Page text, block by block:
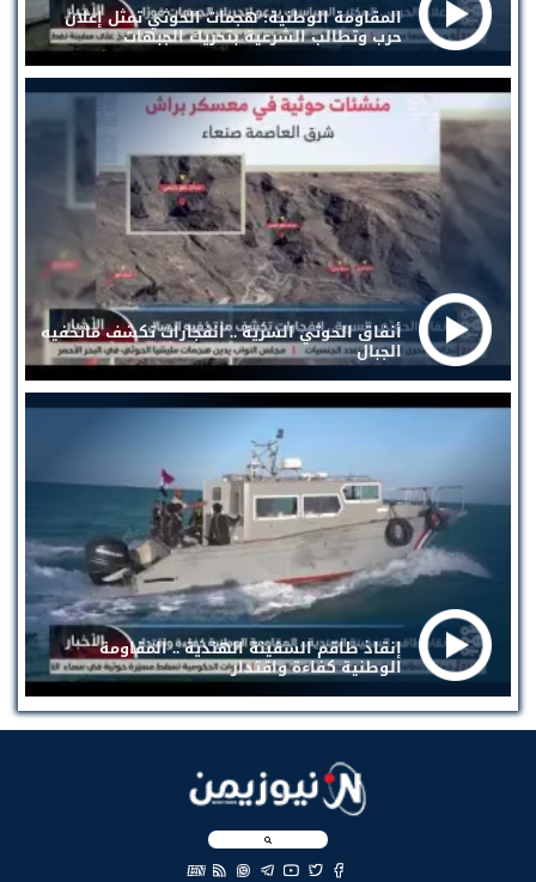
المقاومة الوطنية: هجمات الحوثي تمثل إعلان
حرب وتطالب الشرعية بتحريك الجبهات
أنفاق الحوثي السرية .. انفجارات تكشف ماتخفيه
الجبال
إنقاذ طاقم السفينة الهندية .. المقاومة
الوطنية كفاءة واقتدار
EN